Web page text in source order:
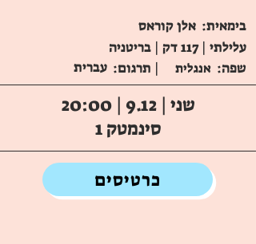
אלן קוראס בימאית:
עלילתי | 117 דק | בריטניה
עברית | תרגום: אנגלית שפה:
שני | 9.12 | 20:00
סינמטק 1
כרטיסים